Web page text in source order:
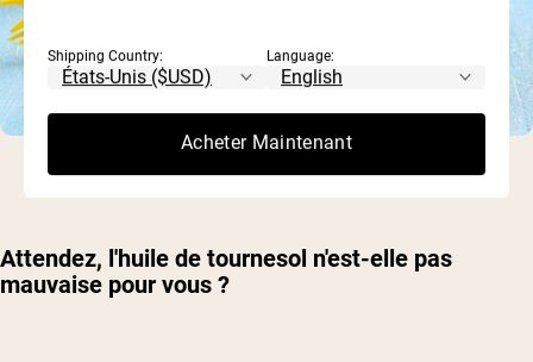
Attendez, l'huile de tournesol n'est-elle pas
mauvaise pour vous ?
Shipping Country: Language:
Acheter Maintenant